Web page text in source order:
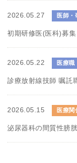
2026.05.27 医師・
初期研修医(医科)募集
2026.05.22 医療職
診療放射線技師 嘱託
2026.05.15 医療関
泌尿器科の間質性膀